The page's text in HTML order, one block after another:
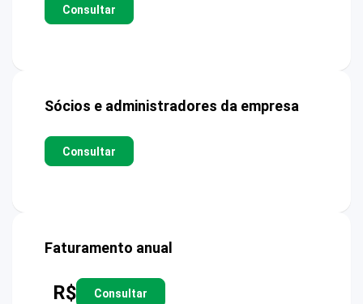
Consultar
Sócios e administradores da empresa
Consultar
Faturamento anual
R$ Consultar